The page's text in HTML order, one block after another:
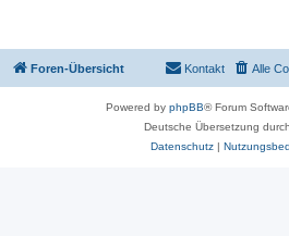
Foren-Übersicht Alle
Kontakt
Powered by phpBB® Forum
Deutsche Übersetzung durch
Datenschutz|